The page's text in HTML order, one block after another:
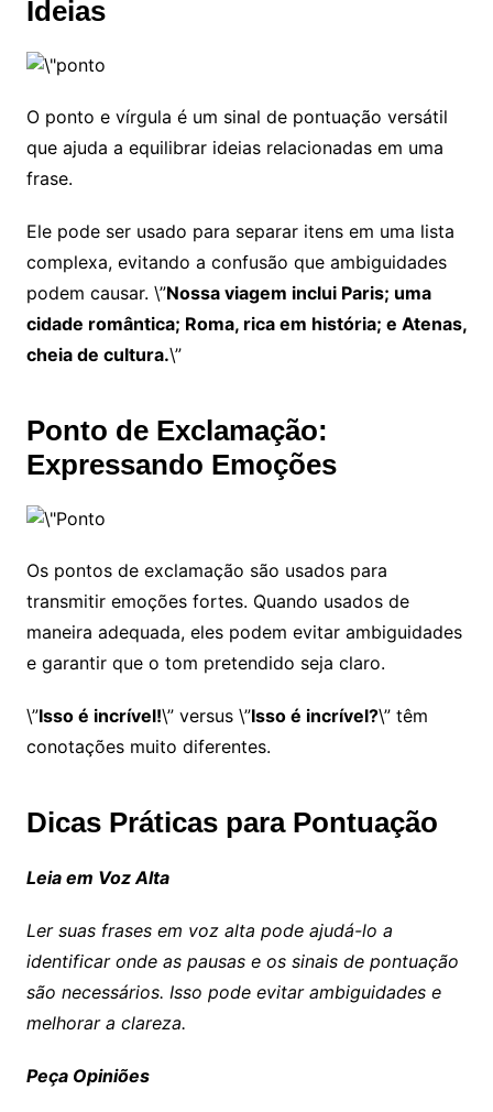
Ideias
O ponto e vírgula é um sinal de pontuação versátil
que ajuda a equilibrar ideias relacionadas em uma
frase.
Ele pode ser usado para separar itens em uma lista
complexa, evitando a confusão que ambiguidades
podem causar. \”Nossa viagem inclui Paris; uma
cidade romântica; Roma, rica em história; e Atenas,
cheia de cultura.\”
Ponto de Exclamação:
Expressando Emoções
Os pontos de exclamação são usados para
transmitir emoções fortes. Quando usados de
maneira adequada, eles podem evitar ambiguidades
e garantir que o tom pretendido seja claro.
\”Isso é incrível!\” versus \”Isso é incrível?\” têm
conotações muito diferentes.
Dicas Práticas para Pontuação
Leia em Voz Alta
Ler suas frases em voz alta pode ajudá-lo a
identificar onde as pausas e os sinais de pontuação
são necessários. Isso pode evitar ambiguidades e
melhorar a clareza.
Peça Opiniões